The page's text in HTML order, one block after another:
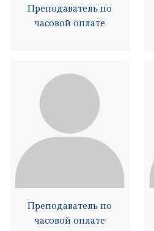
Преподаватель по
часовой оплате
Преподаватель по
часовой оплате